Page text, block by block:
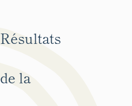
Résultats
de la